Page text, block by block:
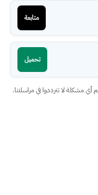
متابعة
تحميل
مشكلة لا تترددوا في مراسلتنا.